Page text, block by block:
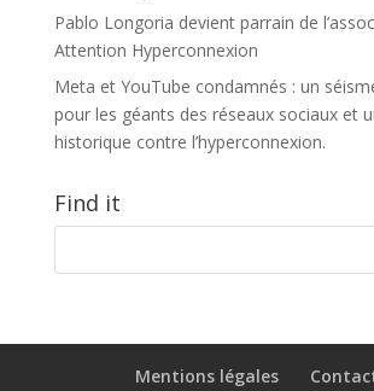
Pablo Longoria devient parrain de
Attention Hyperconnexion
Meta et YouTube condamnés : un
pour les géants des réseaux sociaux et
historique contre l’hyperconnexion.
Find it
Mentions légales